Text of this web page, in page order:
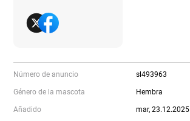
Número de anuncio sl493963
Género de la mascota Hembra
Añadido mar, 23.12.2025